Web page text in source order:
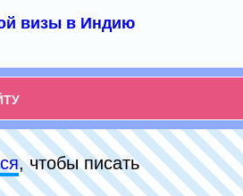
визы в Индию
, чтобы писать